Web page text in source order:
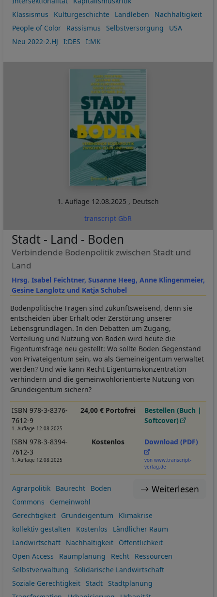
Klassismus
Kulturgeschichte Landleben
Nachhaltigkeit
People of Color
Rassismus Selbstversorgung
USA
Neu 2022-2.HJ
I:DES I:MK
1. Auflage 12.08.2025 , Deutsch
transcript GbR
Hrsg. Isabel Feichtner, Susanne Heeg, Anne Klingenmeier,
Gesine Langlotz und Katja Schubel
Stadt - Land - Boden
Verbindende Bodenpolitik zwischen Stadt und
Land
Bodenpolitische Fragen sind zukunftsweisend, denn sie
entscheiden über Erhalt oder Zerstörung unserer
Lebensgrundlagen. In den Debatten um Zugang,
Verteilung und Nutzung von Boden wird heute die
Eigentumsfrage neu gestellt: Wo sollte Boden Gegenstand
von Privateigentum sein, wo als Gemeineigentum verwaltet
werden? Und wie kann Recht Eigentumskonzentration
verhindern und die gemeinwohlorientierte Nutzung von
Grundeigentum sichern?
ISBN 978-3-8376-
7612-9
1. Auflage 12.08.2025
24,00 € Portofrei
Bestellen (Buch |
Softcover)
ISBN 978-3-8394-
7612-3
1. Auflage 12.08.2025
Kostenlos Download (PDF)
von www.transcript-
verlag.de
Weiterlesen
Agrarpolitik Baurecht
Boden
Commons
Gemeinwohl
Gerechtigkeit
Grundeigentum
Klimakrise
kollektiv gestalten
Kostenlos
Ländlicher Raum
Landwirtschaft
Nachhaltigkeit
Öffentlichkeit
Open Access
Raumplanung Recht
Ressourcen
Selbstverwaltung
Solidarische Landwirtschaft
Soziale Gerechtigkeit
Stadt
Stadtplanung